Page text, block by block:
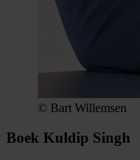
© Bart Willemsen
Boek Kuldip Singh